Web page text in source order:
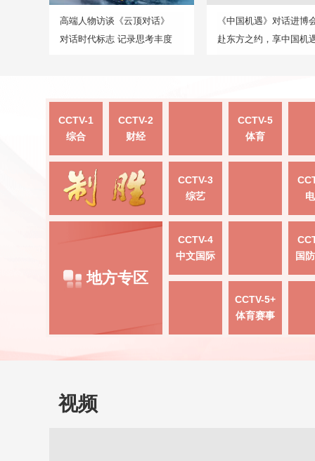
高端人物访谈《云顶对话》
对话时代标志 记录思考丰度
《中国机遇》对话进博
赴东方之约，享中国机
CCTV-1
综合
CCTV-2
财经
CCTV-5
体育
CCTV-3
综艺
地方专区
CCTV-4
中文国际
国
CCTV-5+
体育赛事
视频